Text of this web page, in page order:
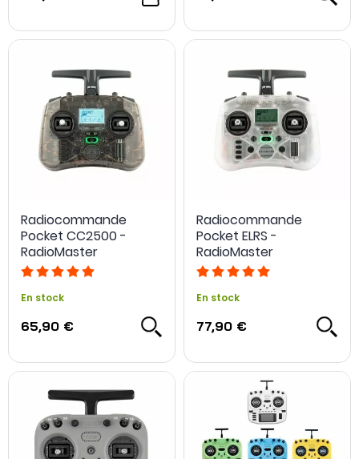
pharescorrespondant à ces différents points comme la
Tango 2 de TBS, la QX7 de Frsky, la TX16S de RadioMaster,
Commando 8 de iFlight, mais aussi des radiocommandes
uniques comme la
Radiocommande
Pocket CC2500 -
RadioMaster
En stock
65,90 €
Radiocommande
Pocket ELRS -
RadioMaster
En stock
77,90 €